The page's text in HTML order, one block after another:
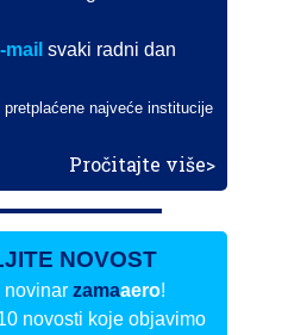
svaki radni dan
pretplaćene najveće institucije
Pročitajte više>
NOVOST
novinar zamaaero!
novosti koje objavimo